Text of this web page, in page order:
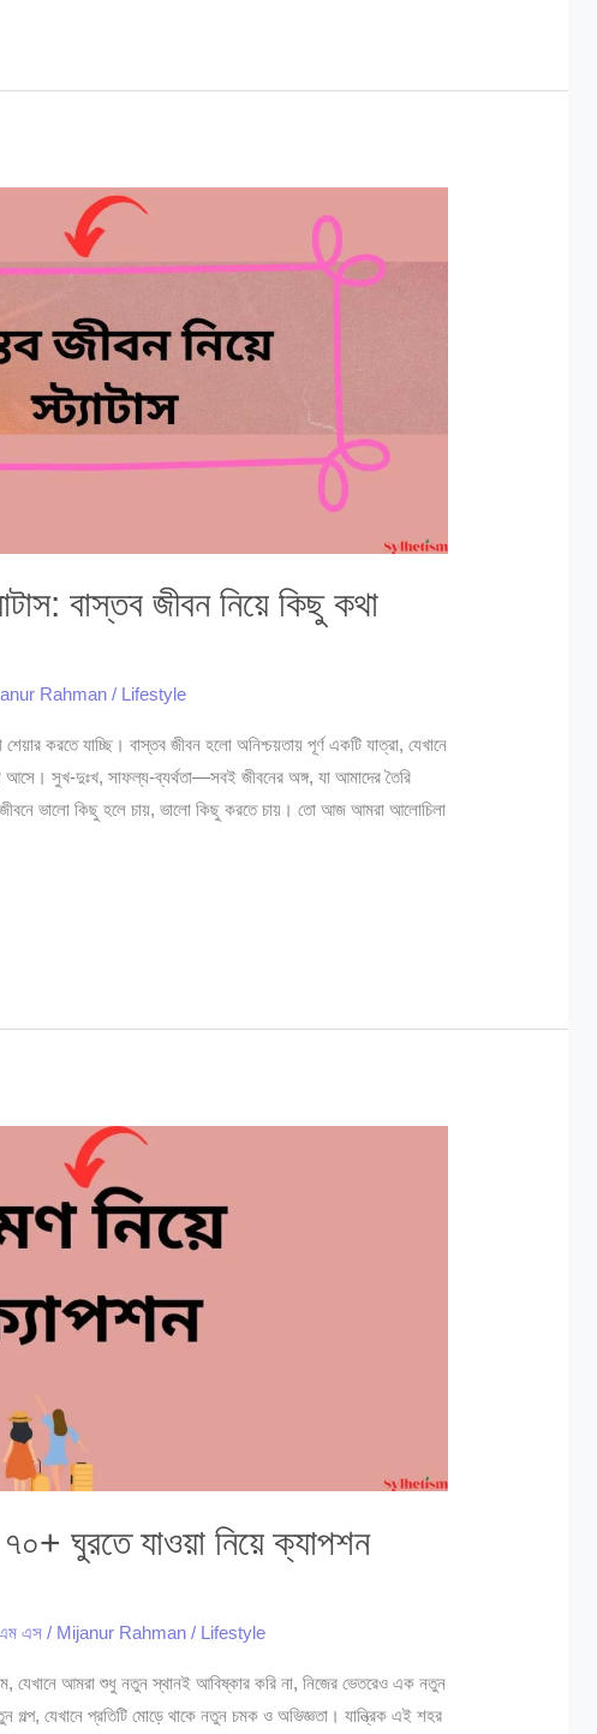
বাস্তব জীবন নিয়ে কিছু কথা
Rahman/ Lifestyle
করতে যাচ্ছি। বাস্তব জীবন হলো অনিশ্চয়তায় পূর্ণ একটি যাত্রা, যেখানে
আসে। সুখ-দুঃখ, সাফল্য-ব্যর্থতা—সবই জীবনের অঙ্গ, যা আমাদের তৈরি
জীবনে ভালো কিছু হলে চায়, ভালো কিছু করতে চায়। তো আজ আমরা আলোচিলা
ঘুরতে যাওয়া নিয়ে ক্যাপশন
এম এস / Mijanur Rahman/ Lifestyle
যেখানে আমরা শুধু নতুন স্থানই আবিষ্কার করি না, নিজের ভেতরেও এক নতুন
যেখানে প্রতিটি মোড়ে থাকে নতুন চমক ও অভিজ্ঞতা। যান্ত্রিক এই শহর